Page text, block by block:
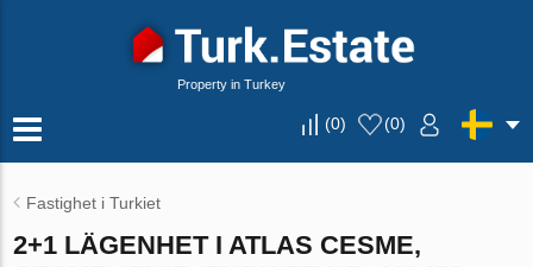
Property in Turkey
(0) (0)
Fastighet i Turkiet
2+1 LÄGENHET I ATLAS CESME,